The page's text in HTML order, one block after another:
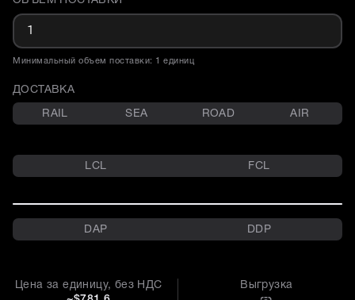
Доставка и объем поставки
Минимальный объем поставки: 1 единиц
ДОСТАВКА
RAIL SEA ROAD AIR
LCL FCL
DAP DDP
Цена за единицу, без НДС
Выгрузка